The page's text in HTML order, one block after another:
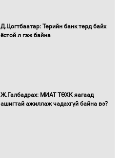
Санхүүгийн хэмнэлтийн горимд эрүүл
Д.Цогтбаатар: Төрийн банк төрд байх
ёстой л гэж байна
Ж.Галбадрах: МИАТ ТӨХК яагаад
ашигтай ажиллаж чадахгүй байна вэ?